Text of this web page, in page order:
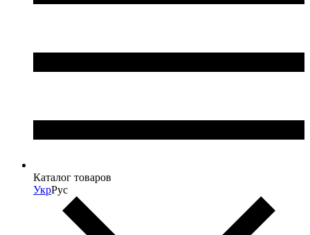
Каталог товаров
УкрРус